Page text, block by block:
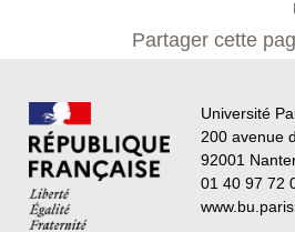
Partager cette
Université
200 avenue
92001
01 40 97 72